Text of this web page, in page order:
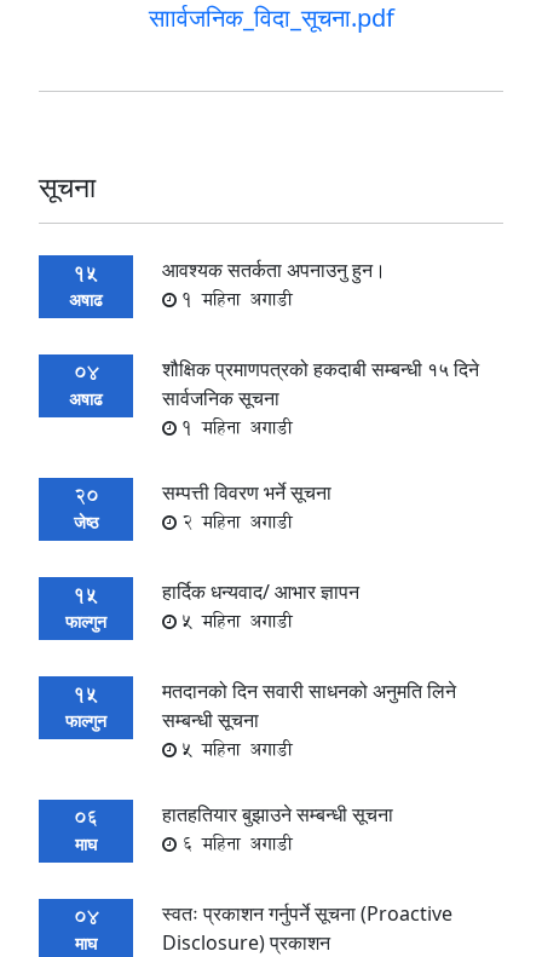
साार्वजनिक_विदा_सूचना.pdf
सूचना
15
अषाढ
आवश्यक सतर्कता अपनाउनु हुन।
1 महिना अगाडी
04
अषाढ
शौक्षिक प्रमाणपत्रको हकदाबी सम्बन्धी १५ दिने
सार्वजनिक सूचना
1 महिना अगाडी
20
जेष्ठ
सम्पत्ती विवरण भर्ने सूचना
2 महिना अगाडी
15
फाल्गुन
हार्दिक धन्यवाद/ आभार ज्ञापन
5 महिना अगाडी
15
फाल्गुन
मतदानको दिन सवारी साधनको अनुमति लिने
सम्बन्धी सूचना
5 महिना अगाडी
06
माघ
हातहतियार बुझाउने सम्बन्धी सूचना
6 महिना अगाडी
04
माघ
स्वतः प्रकाशन गर्नुपर्ने सूचना (Proactive
Disclosure) प्रकाशन